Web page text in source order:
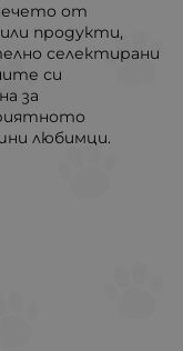
от
продукти,
селектирани
си
за
любимци.